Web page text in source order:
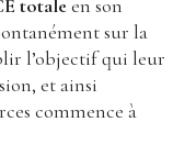
totaleen son
sur la
l’objectif qui leur
et ainsi
commence à